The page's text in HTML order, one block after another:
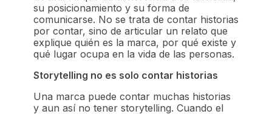
su posicionamiento y su forma de
comunicarse. No se trata de contar historias
por contar, sino de articular un relato que
explique quién es la marca, por qué existe y
qué lugar ocupa en la vida de las personas.
Storytelling no es solo contar historias
Una marca puede contar muchas historias
y aun así no tener storytelling. Cuando el